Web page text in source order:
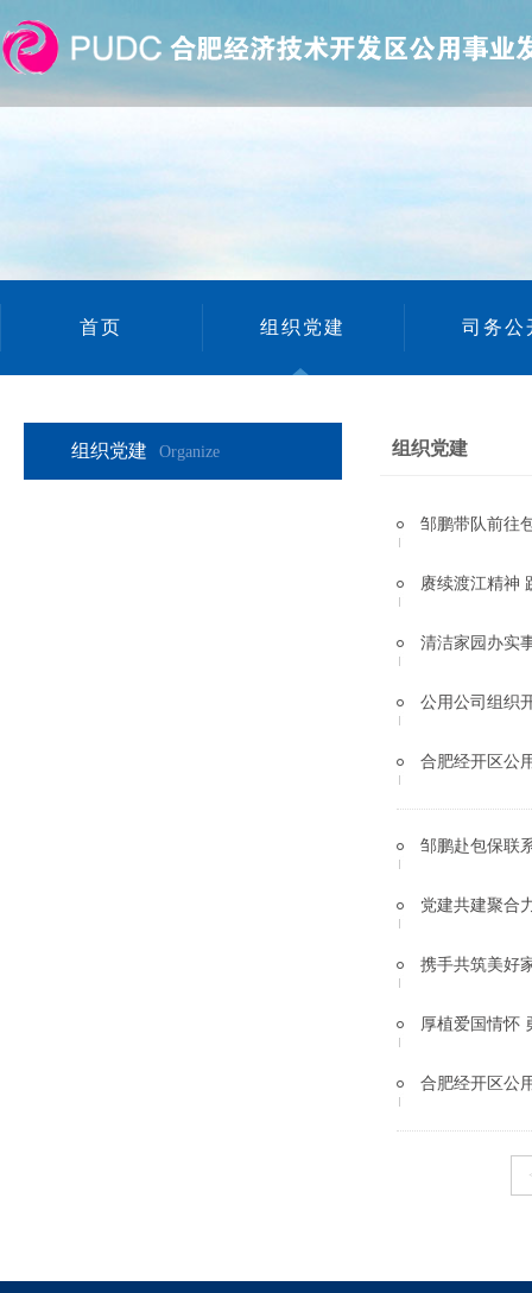
首页 组织党建 司务公
组织党建 Organize 组织党建
邹鹏带队前往
赓续渡江精神
清洁家园办实
公用公司组织
合肥经开区公
邹鹏赴包保联
党建共建聚合
携手共筑美好
厚植爱国情怀
合肥经开区公